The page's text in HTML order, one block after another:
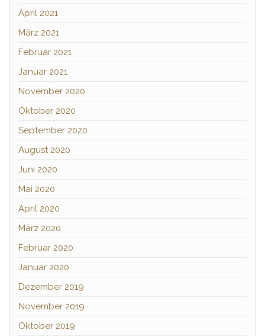
April 2021
März 2021
Februar 2021
Januar 2021
November 2020
Oktober 2020
September 2020
August 2020
Juni 2020
Mai 2020
April 2020
März 2020
Februar 2020
Januar 2020
Dezember 2019
November 2019
Oktober 2019